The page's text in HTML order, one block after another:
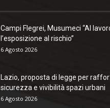
Campi Flegrei, Musumeci “Al
l’esposizione al rischio”
6 Agosto 2026
Lazio, proposta di legge per
sicurezza e vivibilità spazi urbani
6 Agosto 2026